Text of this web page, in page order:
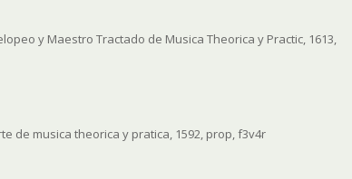
y Maestro Tractado de Musica Theorica y Practic, 1613,
de musica theorica y pratica, 1592, prop, f3v4r